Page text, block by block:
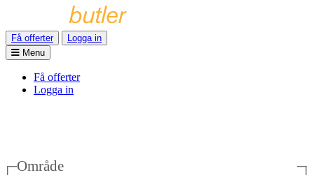
Få offerter
Logga in
Menu
Få offerter
Logga in
Område